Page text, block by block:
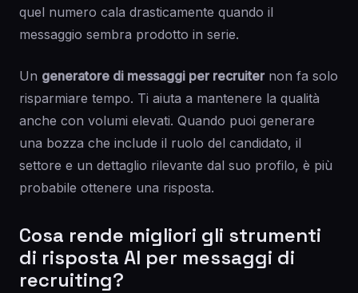
quel numero cala drasticamente quando il
messaggio sembra prodotto in serie.
Un generatore di messaggi per recruiternon fa solo
risparmiare tempo. Ti aiuta a mantenere la qualità
anche con volumi elevati. Quando puoi generare
una bozza che include il ruolo del candidato, il
settore e un dettaglio rilevante dal suo profilo, è più
probabile ottenere una risposta.
Cosa rende migliori gli strumenti
di risposta AI per messaggi di
recruiting?